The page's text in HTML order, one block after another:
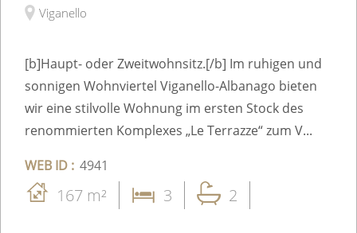
Viganello
[b]Haupt- oder Zweitwohnsitz.[/b] Im ruhigen und
sonnigen Wohnviertel Viganello-Albanago bieten
wir eine stilvolle Wohnung im ersten Stock des
renommierten Komplexes „Le Terrazze“ zum V...
WEB ID : 4941
167 m² 3 2